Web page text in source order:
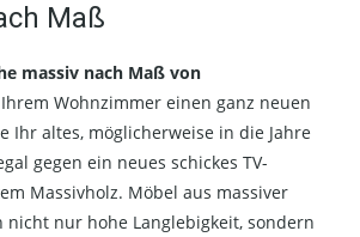
Maß
massiv nach Maß von
Wohnzimmer einen ganz neuen
Ihr altes, möglicherweise in die Jahre
gegen ein neues schickes TV-
Massivholz. Möbel aus massiver
nicht nur hohe Langlebigkeit, sondern